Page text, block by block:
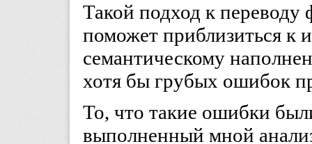
Такой подход к
поможет приблизиться
семантическому
хотя бы грубых ошибок
То, что такие ошибки
выполненный мной